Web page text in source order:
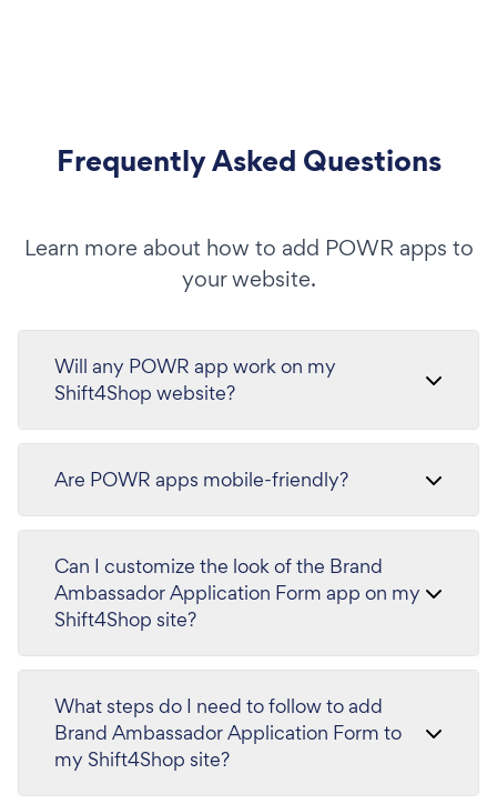
Frequently Asked Questions
Learn more about how to add POWR apps to
your website.
Will any POWR app work on my
Shift4Shop website?
Are POWR apps mobile-friendly?
Can I customize the look of the Brand
Ambassador Application Form app on my
Shift4Shop site?
What steps do I need to follow to add
Brand Ambassador Application Form to
my Shift4Shop site?